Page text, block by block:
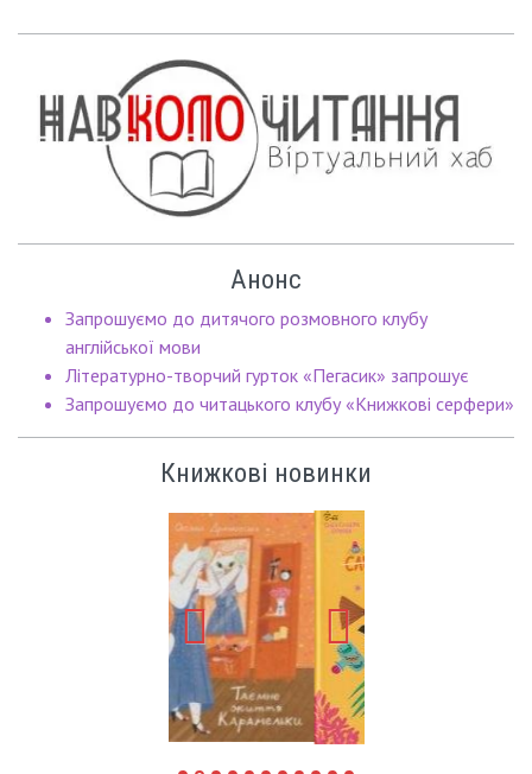
Анонс
Запрошуємо до дитячого розмовного клубу
англійської мови
Літературно-творчий гурток «Пегасик» запрошує
Запрошуємо до читацького клубу «Книжкові серфери»
Книжкові новинки